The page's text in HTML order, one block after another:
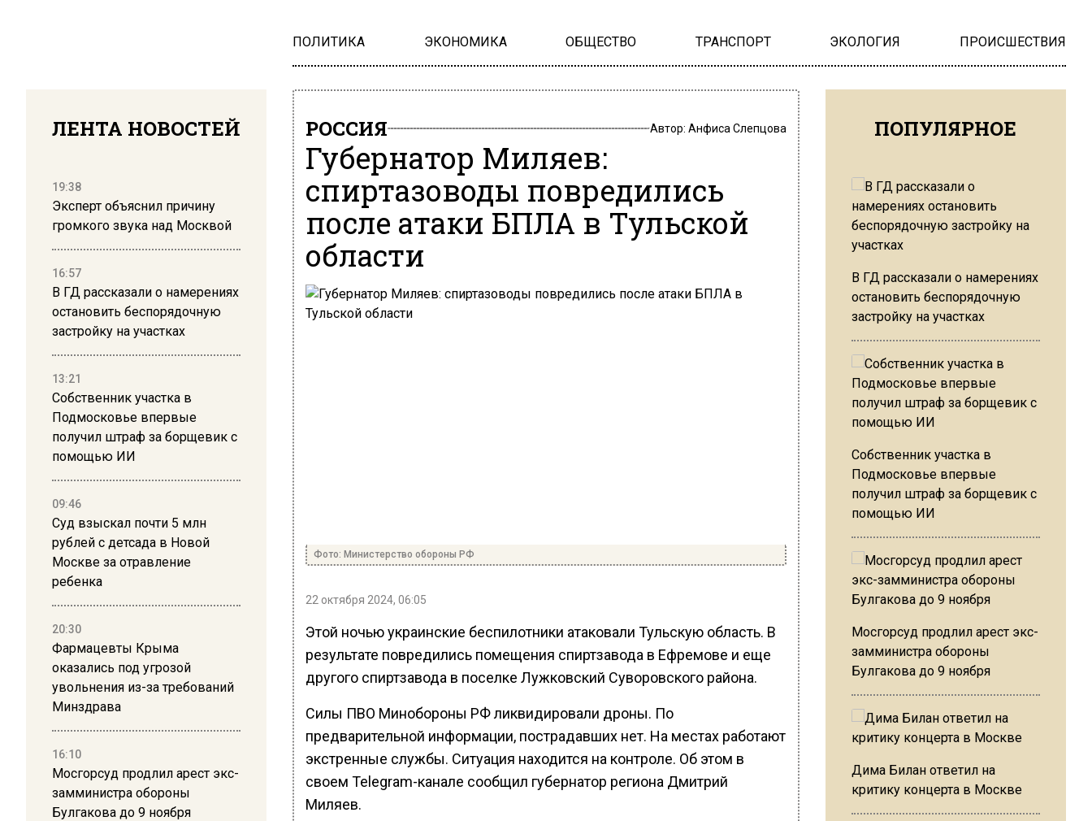
ПОЛИТИКА ЭКОНОМИКА ОБЩЕСТВО ТРАНСПОРТ ЭКОЛОГИЯ ПРОИСШЕСТВИЯ
ЛЕНТА НОВОСТЕЙ
19:38
Эксперт объяснил причину
громкого звука над Москвой
16:57
В ГД рассказали о намерениях
остановить беспорядочную
застройку на участках
13:21
Собственник участка в
Подмосковье впервые
получил штраф за борщевик с
помощью ИИ
09:46
Суд взыскал почти 5 млн
рублей с детсада в Новой
Москве за отравление
ребенка
20:30
Фармацевты Крыма
оказались под угрозой
увольнения из-за требований
Минздрава
16:10
Мосгорсуд продлил арест экс-
замминистра обороны
Булгакова до 9 ноября
РОССИЯ Автор: Анфиса Слепцова
Губернатор Миляев:
спиртазоводы повредились
после атаки БПЛА в Тульской
области
Фото: Министерство обороны РФ
22 октября 2024, 06:05
Этой ночью украинские беспилотники атаковали Тульскую область. В
результате повредились помещения спиртзавода в Ефремове и еще
другого спиртзавода в поселке Лужковский Суворовского района.
Силы ПВО Минобороны РФ ликвидировали дроны. По
предварительной информации, пострадавших нет. На местах работают
экстренные службы. Ситуация находится на контроле. Об этом в
своем Telegram-канале сообщил губернатор региона Дмитрий
Миляев.
ПОПУЛЯРНОЕ
В ГД рассказали о намерениях
остановить беспорядочную
застройку на участках
Собственник участка в
Подмосковье впервые
получил штраф за борщевик с
помощью ИИ
Мосгорсуд продлил арест экс-
замминистра обороны
Булгакова до 9 ноября
Дима Билан ответил на
критику концерта в Москве